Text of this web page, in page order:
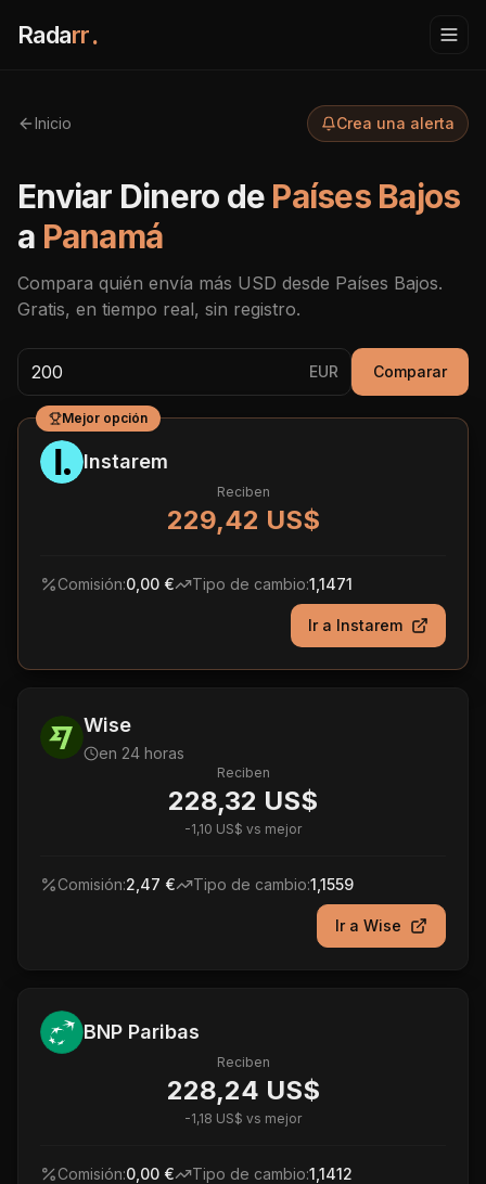
Radarr.
Inicio Crea una alerta
Enviar Dinero de Países Bajos
a Panamá
Compara quién envía más USD desde Países Bajos.
Gratis, en tiempo real, sin registro.
EUR Comparar
Mejor opción
Instarem
Reciben
229,42 US$
Comisión:0,00 € Tipo de cambio:1,1471
Ir a Instarem
Wise
en 24 horas
Reciben
228,32 US$
-1,10 US$ vs mejor
Comisión:2,47 € Tipo de cambio:1,1559
Ir a Wise
BNP Paribas
Reciben
228,24 US$
-1,18 US$ vs mejor
Comisión:0,00 € Tipo de cambio:1,1412